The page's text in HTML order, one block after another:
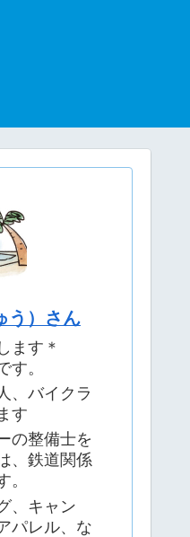
う）さん
ます＊
す。
、バイクラ
す
の整備士を
、鉄道関係
。
、キャン
パレル、な